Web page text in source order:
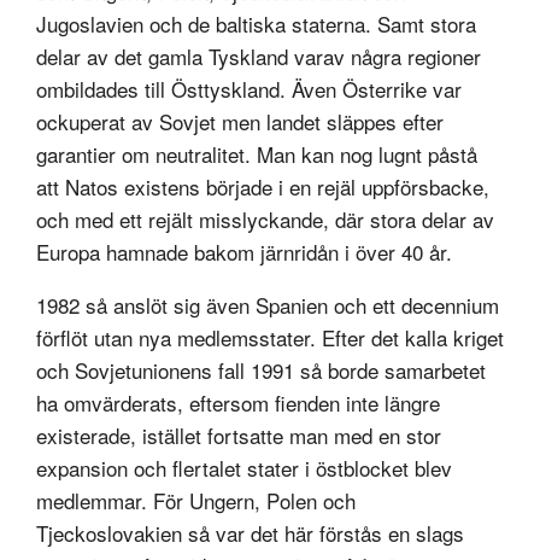
Jugoslavien och de baltiska staterna. Samt stora
delar av det gamla Tyskland varav några regioner
ombildades till Östtyskland. Även Österrike var
ockuperat av Sovjet men landet släppes efter
garantier om neutralitet. Man kan nog lugnt påstå
att Natos existens började i en rejäl uppförsbacke,
och med ett rejält misslyckande, där stora delar av
Europa hamnade bakom järnridån i över 40 år.
1982 så anslöt sig även Spanien och ett decennium
förflöt utan nya medlemsstater. Efter det kalla kriget
och Sovjetunionens fall 1991 så borde samarbetet
ha omvärderats, eftersom fienden inte längre
existerade, istället fortsatte man med en stor
expansion och flertalet stater i östblocket blev
medlemmar. För Ungern, Polen och
Tjeckoslovakien så var det här förstås en slags